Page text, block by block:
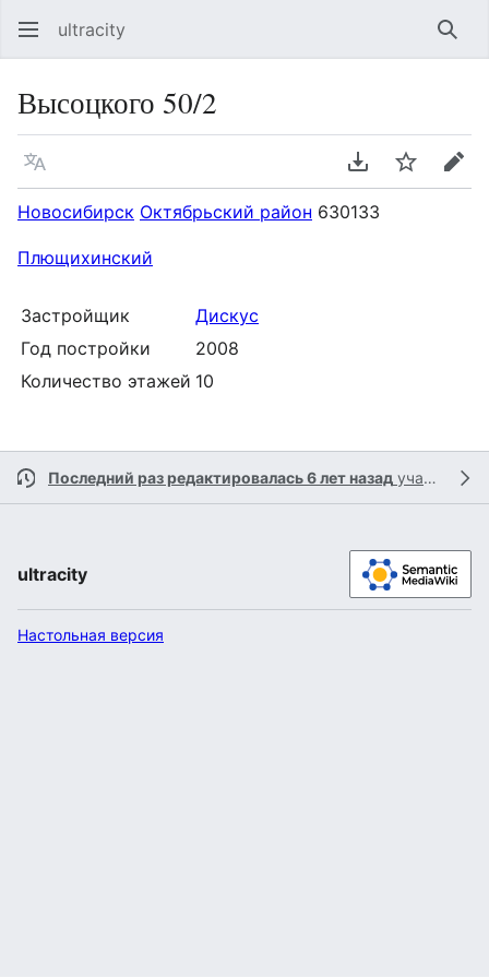
ultracity
Высоцкого 50/2
Язык Скачать PDF
Следить
Новосибирск Октябрьский район 630133
Плющихинский
Застройщик
Дискус
Год постройки
2008
Количество этажей 10
Последний раз редактировалась 6 лет назад участником
ultracity
Настольная версия